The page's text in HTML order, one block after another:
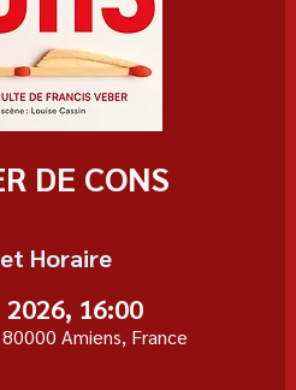
DE CONS
Horaire
16:00
Amiens, France